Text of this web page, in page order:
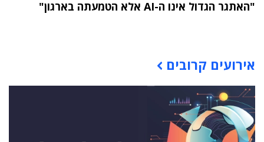
"האתגר הגדול אינו ה-AI אלא הטמעתה בארגון"
אירועים קרובים